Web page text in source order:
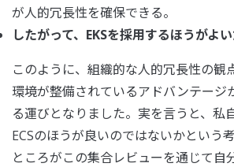
が人的冗長性を確保できる。
したがって、EKSを採用するほうがよい
このように、組織的な人的冗長性の観
環境が整備されているアドバンテージ
る運びとなりました。実を言うと、私
ECSのほうが良いのではないかという
ところがこの集合レビューを通じて